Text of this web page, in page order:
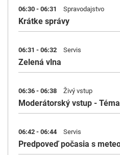
06:30 - 06:31 Spravodajstvo
Krátke správy
06:31 - 06:32 Servis
Zelená vlna
06:36 - 06:38 Živý vstup
Moderátorský vstup -
06:42 - 06:44 Servis
Predpoveď počasia s